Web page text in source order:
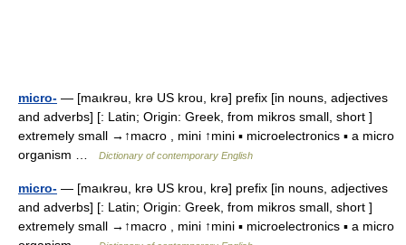
micro- — [maıkrəu, krə US krou, krə] prefix [in nouns, adjectives
and adverbs] [: Latin; Origin: Greek, from mikros small, short ]
extremely small →↑macro , mini ↑mini ▪ microelectronics ▪ a micro
organism …
Dictionary of contemporary English
micro- — [maıkrəu, krə US krou, krə] prefix [in nouns, adjectives
and adverbs] [: Latin; Origin: Greek, from mikros small, short ]
extremely small →↑macro , mini ↑mini ▪ microelectronics ▪ a micro